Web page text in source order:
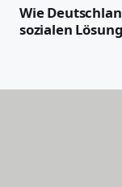
Wie
sozialen